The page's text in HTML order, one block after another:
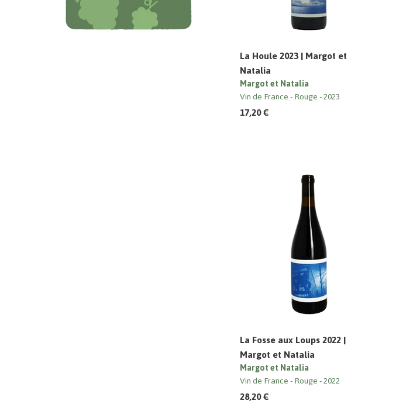
La Houle 2023 | Margot et
Natalia
Margot et Natalia
Vin de France Rouge 2023
17,20 €
La Fosse aux Loups 2022 |
Margot et Natalia
Margot et Natalia
Vin de France Rouge 2022
28,20 €